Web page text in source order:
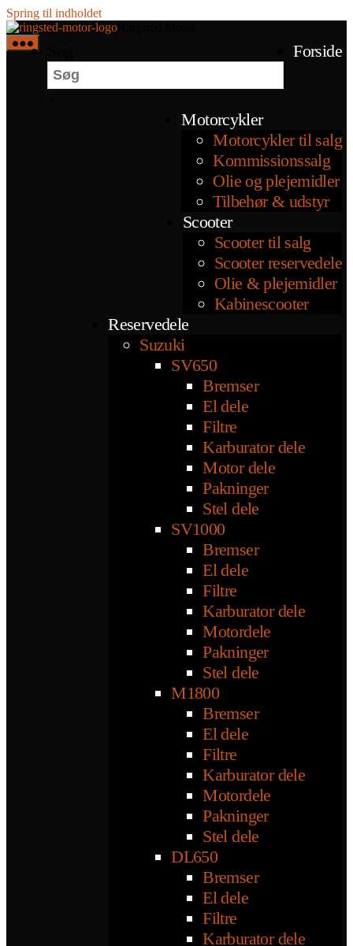
Spring til indholdet
Forside
Motorcykler
Motorcykler til salg
Kommissionssalg
Olie og plejemidler
Tilbehør & udstyr
Scooter
Scooter til salg
Scooter reservedele
Olie & plejemidler
Kabinescooter
Reservedele
Suzuki
SV650
Bremser
El dele
Filtre
Karburator dele
Motor dele
Pakninger
Stel dele
SV1000
Bremser
El dele
Filtre
Karburator dele
Motordele
Pakninger
Stel dele
M1800
Bremser
El dele
Filtre
Karburator dele
Motordele
Pakninger
Stel dele
DL650
Bremser
El dele
Filtre
Karburator dele